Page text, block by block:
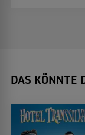
DAS KÖNNTE